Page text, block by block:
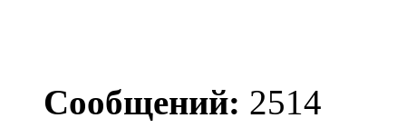
Сообщений: 2514